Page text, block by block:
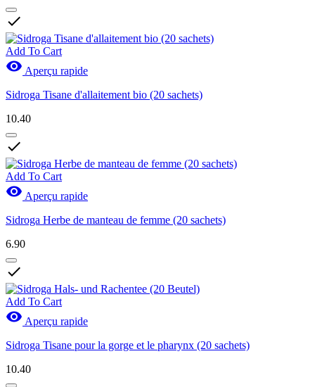

Add To Cart
 Aperçu rapide
Sidroga Tisane d'allaitement bio (20 sachets)
10.40

Add To Cart
 Aperçu rapide
Sidroga Herbe de manteau de femme (20 sachets)
6.90

Add To Cart
 Aperçu rapide
Sidroga Tisane pour la gorge et le pharynx (20 sachets)
10.40